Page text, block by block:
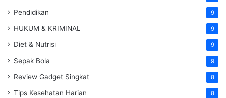
Pendidikan 9
HUKUM & KRIMINAL 9
Diet & Nutrisi 9
Sepak Bola 9
Review Gadget Singkat 8
Tips Kesehatan Harian 8